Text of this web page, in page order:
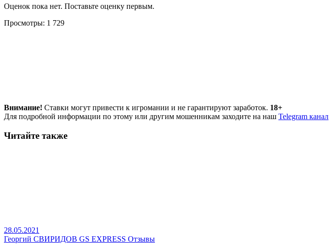
Оценок пока нет. Поставьте оценку первым.
Просмотры: 1 729
Внимание! Ставки могут привести к игромании и не гарантируют заработок. 18+
Для подробной информации по этому или другим мошенникам заходите на наш Telegram канал
Читайте также
28.05.2021
Георгий СВИРИДОВ GS EXPRESS Отзывы